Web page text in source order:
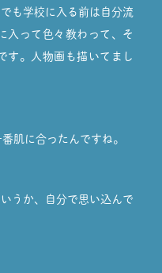
も学校に入る前は自分流
入って色々教わって、そ
す。人物画も描いてまし
肌に合ったんですね。
うか、自分で思い込んで